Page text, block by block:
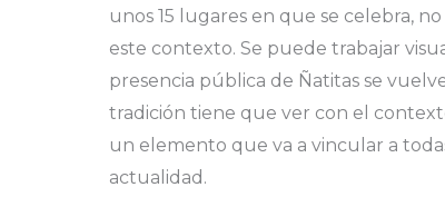
unos 15 lugares en que se celebra,
este contexto. Se puede trabajar
presencia pública de Ñatitas se
tradición tiene que ver con el
un elemento que va a vincular a
actualidad.